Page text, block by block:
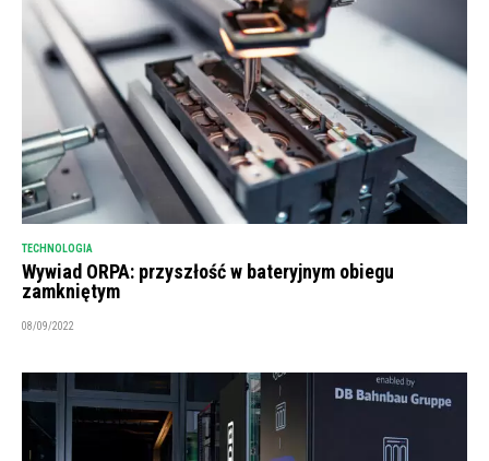
TECHNOLOGIA
Wywiad ORPA: przyszłość w bateryjnym obiegu
zamkniętym
08/09/2022